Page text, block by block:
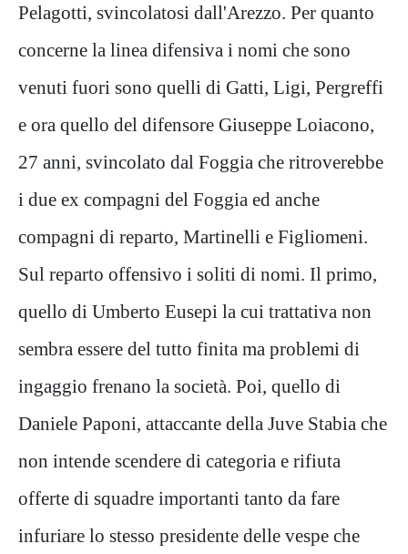
Pelagotti, svincolatosi dall'Arezzo. Per quanto
concerne la linea difensiva i nomi che sono
venuti fuori sono quelli di Gatti, Ligi, Pergreffi
e ora quello del difensore Giuseppe Loiacono,
27 anni, svincolato dal Foggia che ritroverebbe
i due ex compagni del Foggia ed anche
compagni di reparto, Martinelli e Figliomeni.
Sul reparto offensivo i soliti di nomi. Il primo,
quello di Umberto Eusepi la cui trattativa non
sembra essere del tutto finita ma problemi di
ingaggio frenano la società. Poi, quello di
Daniele Paponi, attaccante della Juve Stabia che
non intende scendere di categoria e rifiuta
offerte di squadre importanti tanto da fare
infuriare lo stesso presidente delle vespe che